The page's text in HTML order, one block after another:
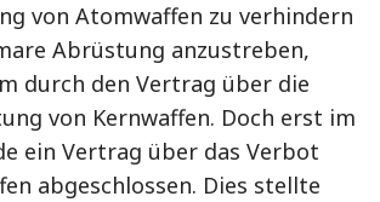
von Atomwaffen zu verhindern
Abrüstung anzustreben,
durch den Vertrag über die
von Kernwaffen. Doch erst im
ein Vertrag über das Verbot
abgeschlossen. Dies stellte